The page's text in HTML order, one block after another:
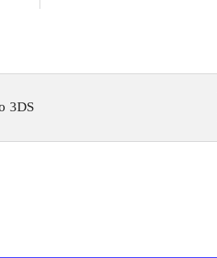
3DS